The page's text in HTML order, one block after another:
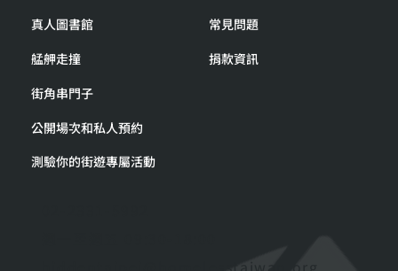
真人圖書館
艋舺走撞
街角串門子
公開場次和私人預約
測驗你的街遊專屬活動
常見問題
捐款資訊